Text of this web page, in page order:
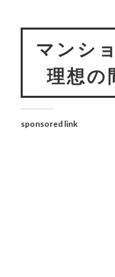
マンシ
理想の
sponsored link